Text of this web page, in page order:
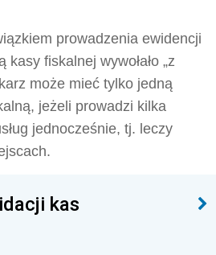
prowadzenia ewidencji
fiskalnej wywołało „z
może mieć tylko jedną
jeżeli prowadzi kilka
jednocześnie, tj. leczy
kas